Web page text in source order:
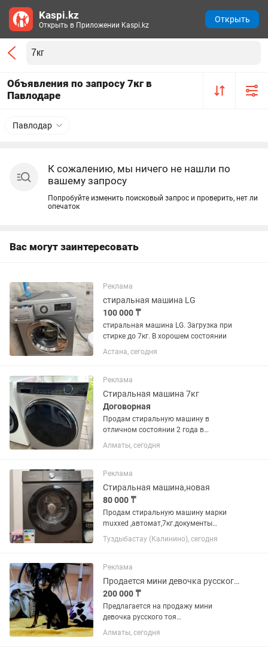
Объявления по запросу 7кг в
Павлодаре
Павлодар
К сожалению, мы ничего не нашли по
вашему запросу
Попробуйте изменить поисковый запрос и проверить, нет ли
опечаток
Вас могут заинтересовать
Реклама
стиральная машина LG
100 000 ₸
стиральная машина LG. Загрузка при
стирке до 7кг. В хорошем состоянии
Астана, сегодня
Реклама
Стиральная машина 7кг
Договорная
Продам стиральную машину в
отличном состоянии 2 года в
использовании без ремонта 70тыс
Алматы, сегодня
Реклама
Стиральная машина,новая
80 000 ₸
Продам стиральную машину марки
muxxed ,автомат,7кг.документы
,ключик и шурупы имеются(чтоб
прикрепить барабан в случае
назад,пользовалась только...
Туздыбастау (Калинино), сегодня
Реклама
Продается мини девочка русского тоя д/ш
200 000 ₸
Предлагается на продажу мини
девочка русского тоя
длинношерстного с отличной
родословной. Возраст 3года. Вес1,7кг.
Алматы, сегодня
Kaspi.kz
Открыть в Приложении Kaspi.kz
Открыть